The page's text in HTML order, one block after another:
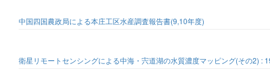
中国四国農政局による本庄工区水産調査報告書(9,10年度)
衛星リモートセンシングによる中海・宍道湖の水質濃度マッピング(その2) :